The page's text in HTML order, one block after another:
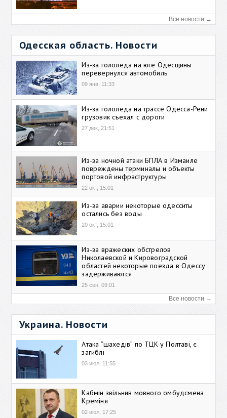
Все новости →
Одесская область. Новости
Из-за гололеда на юге Одесщины
перевернулся автомобиль
09 янв, 11:33
Из-за гололеда на трассе Одесса-Рени
грузовик съехал с дороги
27 дек, 21:51
Из-за ночной атаки БПЛА в Измаиле
повреждены терминалы и объекты
портовой инфраструктуры
22 окт, 15:01
Из-за аварии некоторые одесситы
остались без воды
20 окт, 15:01
Из-за вражеских обстрелов
Николаевской и Кировоградской
областей некоторые поезда в Одессу
задерживаются
25 сен, 09:01
Все новости →
Украина. Новости
Атака “шахедів” по ТЦК у Полтаві, є
загиблі
03 июл, 11:55
Кабмін звільнив мовного омбудсмена
Креміня
02 июл, 17:25